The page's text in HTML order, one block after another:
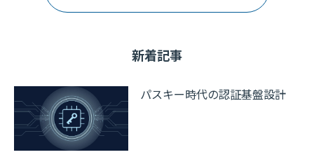
新着記事
パスキー時代の認証基盤設計